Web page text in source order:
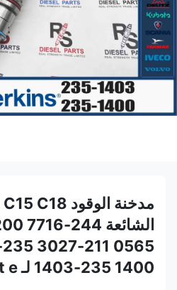
1400 235-1403 لـ C-at e